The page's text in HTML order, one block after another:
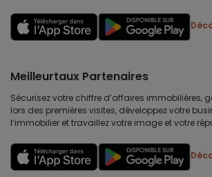
Meilleurtaux Partenaires
Sécurisez votre chiffre d’affaires immobilières,
lors des premières visites, développez votre
l’immobilier et travaillez votre image et votre